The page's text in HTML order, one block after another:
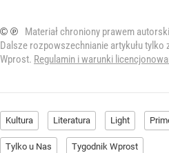
© ℗
Materiał chroniony prawem
Dalsze rozpowszechnianie artykułu tylko
Wprost. Regulamin i warunki
Kultura Literatura Light
Tylko u Nas Tygodnik Wprost